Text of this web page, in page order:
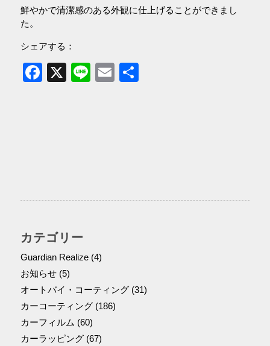
鮮やかで清潔感のある外観に仕上げることができまし
た。
シェアする：
Facebook
X LineEmail
共
カテゴリー
Guardian Realize(4)
お知らせ(5)
オートバイ・コーティング(31)
カーコーティング(186)
カーフィルム (60)
カーラッピング(67)